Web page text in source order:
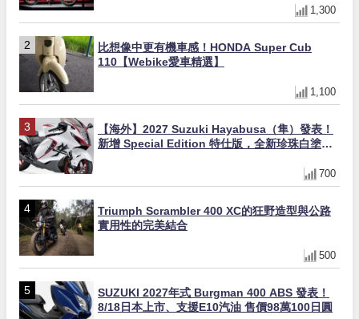
1,300
比想像中更有機車感！HONDA Super Cub
110【Webike愛車精選】
1,100
【海外】2027 Suzuki Hayabusa（隼）發表！
新增 Special Edition 特仕版，全新珍珠白塗裝
700
Triumph Scrambler 400 XC的狂野造型與公路
實用性的完美結合
500
SUZUKI 2027年式 Burgman 400 ABS 發表！
8/18日本上市、支援E10汽油 售價98萬100日圓